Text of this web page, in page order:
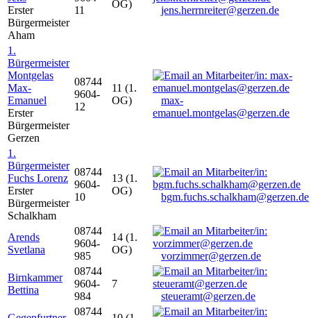
Erster
Bürgermeister
Aham
11
OG)
jens.herrnreiter@gerzen.de
1.
Bürgermeister
Montgelas
Max-
Emanuel
Erster
Bürgermeister
Gerzen
08744
9604-
12
11 (1.
OG)
max-
emanuel.montgelas@gerzen.de
1.
Bürgermeister
Fuchs Lorenz
Erster
Bürgermeister
Schalkham
08744
9604-
10
13 (1.
OG)
bgm.fuchs.schalkham@gerzen.de
Arends
Svetlana
08744
9604-
985
14 (1.
OG)
vorzimmer@gerzen.de
Birnkammer
Bettina
08744
9604-
984
7
steueramt@gerzen.de
08744